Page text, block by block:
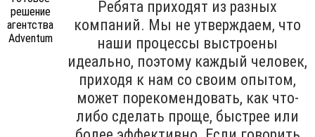
Ребята приходят из разных
компаний. Мы не утверждаем, что
наши процессы выстроены
идеально, поэтому каждый человек,
приходя к нам со своим опытом,
может порекомендовать, как что-
либо сделать проще, быстрее или